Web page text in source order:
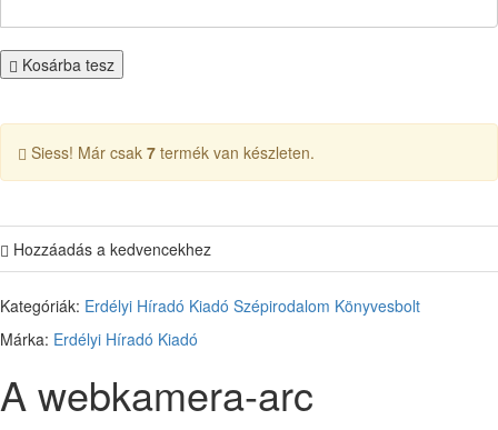
Kosárba tesz
Siess! Már csak 7 termék van készleten.
Hozzáadás a kedvencekhez
Kategóriák: Erdélyi Híradó Kiadó Szépirodalom Könyvesbolt
Márka: Erdélyi Híradó Kiadó
A webkamera-arc